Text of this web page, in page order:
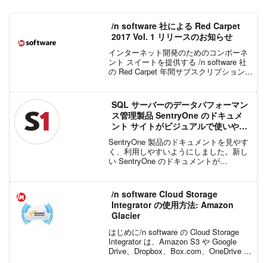
/n software 社による Red Carpet
2017 Vol. 1 リリースのお知らせ
インターネット開発のためのコンポーネ
ント スイートを提供する /n software 社
の Red Carpet 年間サブスクリプションが
に向けて...
SQL サーバーのデータパフォーマン
ス管理製品 SentryOne のドキュメ
ント サイトがビジュアルで使いやす
い！
SentryOne 製品のドキュメントを見やす
く、利用しやすいようにしました。新し
い SentryOne のドキュメントが
は、SentryO...
/n software Cloud Storage
Integrator の使用方法: Amazon
Glacier
はじめに/n software の Cloud Storage
Integrator は、Amazon S3 や Google
Drive、Dropbox、Box.com、OneDrive な